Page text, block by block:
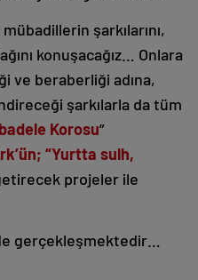
şarkılarını,
konuşacağız… Onlara
ve beraberliği adına,
şarkılarla da tüm
Korosu”
“Yurtta sulh,
projeler ile
gerçekleşmektedir…